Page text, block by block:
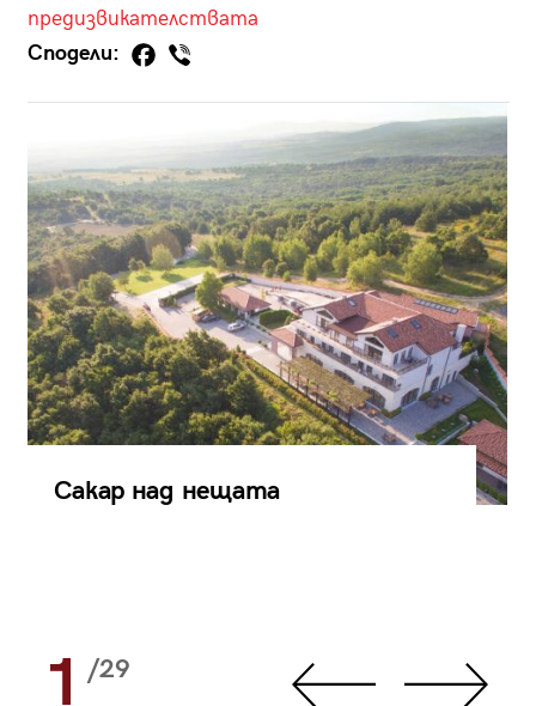
предизвикателствата
Сподели:
Сакар над нещата
1 /29